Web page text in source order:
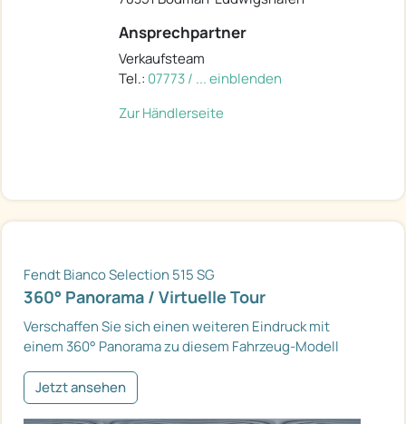
Ansprechpartner
Verkaufsteam
Tel.: 07773 / ... einblenden
Zur Händlerseite
Fendt Bianco Selection 515 SG
360° Panorama / Virtuelle Tour
Verschaffen Sie sich einen weiteren Eindruck mit
einem 360° Panorama zu diesem Fahrzeug-Modell
Jetzt ansehen